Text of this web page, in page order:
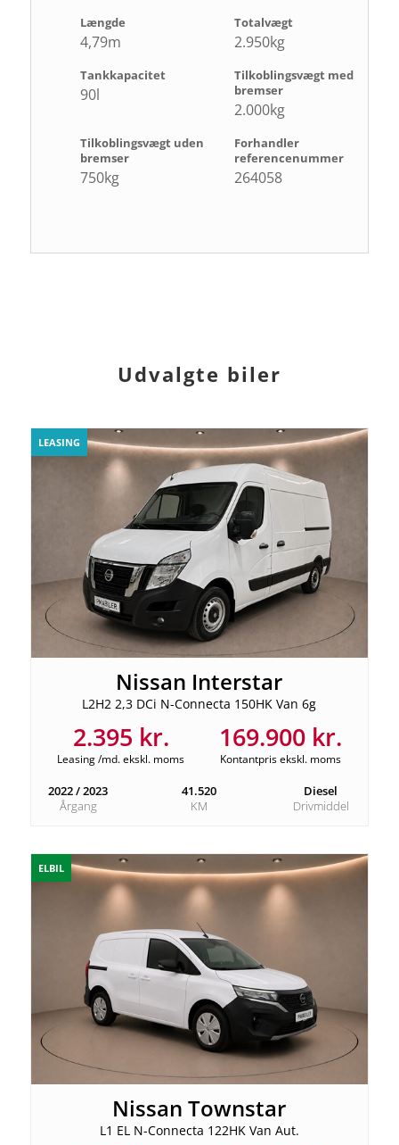
Længde
4,79m
Totalvægt
2.950kg
Tankkapacitet
90l
Tilkoblingsvægt med
bremser
2.000kg
Tilkoblingsvægt uden
bremser
750kg
Forhandler
referencenummer
264058
Udvalgte biler
LEASING
Nissan Interstar
L2H2 2,3 DCi N-Connecta 150HK Van 6g
2.395 kr.
Leasing /md. ekskl. moms
169.900 kr.
Kontantpris ekskl. moms
2022 / 2023
Årgang
41.520
KM
Diesel
Drivmiddel
ELBIL
Nissan Townstar
L1 EL N-Connecta 122HK Van Aut.